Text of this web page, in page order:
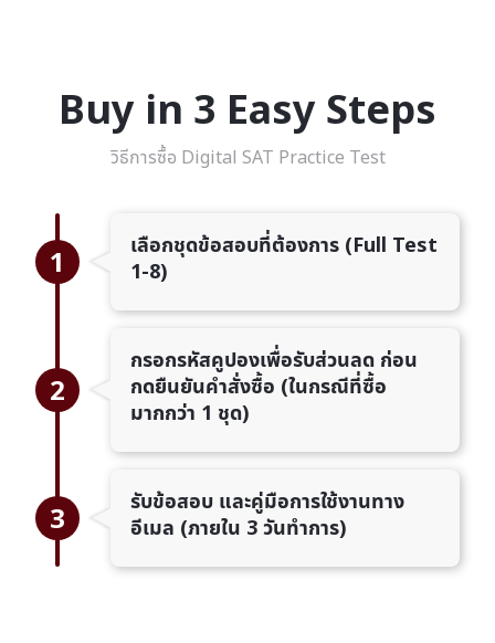
Buy in 3 Easy Steps
วิธีการซื้อ Digital SAT Practice Test
1
เลือกชุดข้อสอบที่ต้องการ (Full Test
1-8)
2
กรอกรหัสคูปองเพื่อรับส่วนลด ก่อน
กดยืนยันคำสั่งซื้อ (ในกรณีที่ซื้อ
มากกว่า 1 ชุด)
3
รับข้อสอบ และคู่มือการใช้งานทาง
อีเมล (ภายใน 3 วันทำการ)